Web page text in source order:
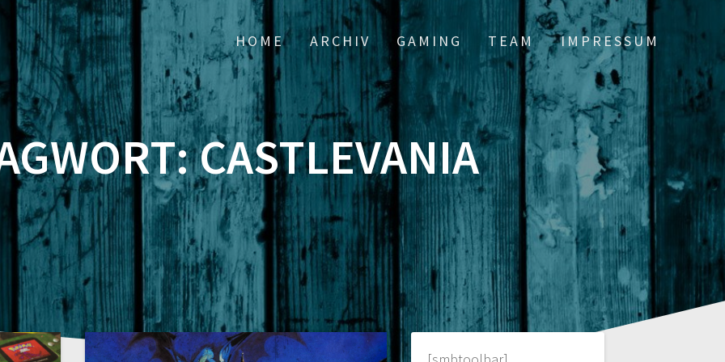
HOME ARCHIV GAMING TEAM IMPRESSUM
CASTLEVANIA